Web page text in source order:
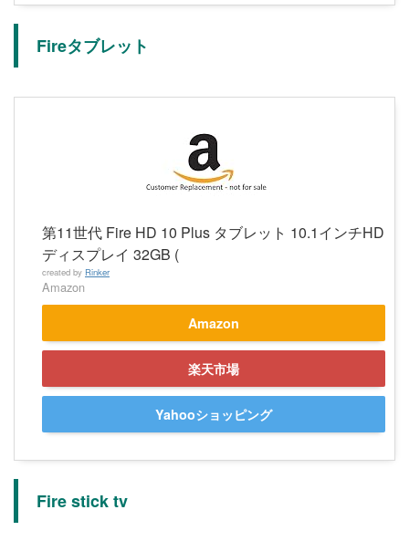
Fireタブレット
第11世代 Fire HD 10 Plus タブレット 10.1インチHD
ディスプレイ 32GB (
created by Rinker
Amazon
Amazon
楽天市場
Yahooショッピング
Fire stick tv